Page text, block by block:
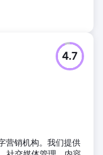
4.7
营销机构。我们提供